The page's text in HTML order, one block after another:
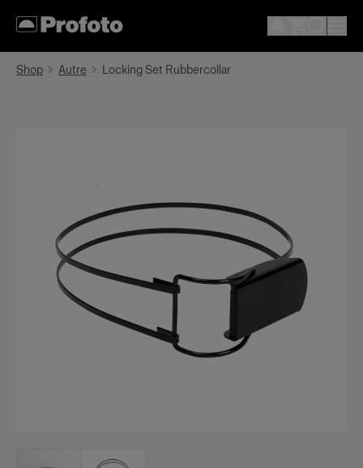
Shop Autre Locking Set Rubbercollar